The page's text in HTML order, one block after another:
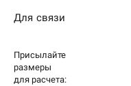
Для связи
Присылайте
размеры
для расчета: